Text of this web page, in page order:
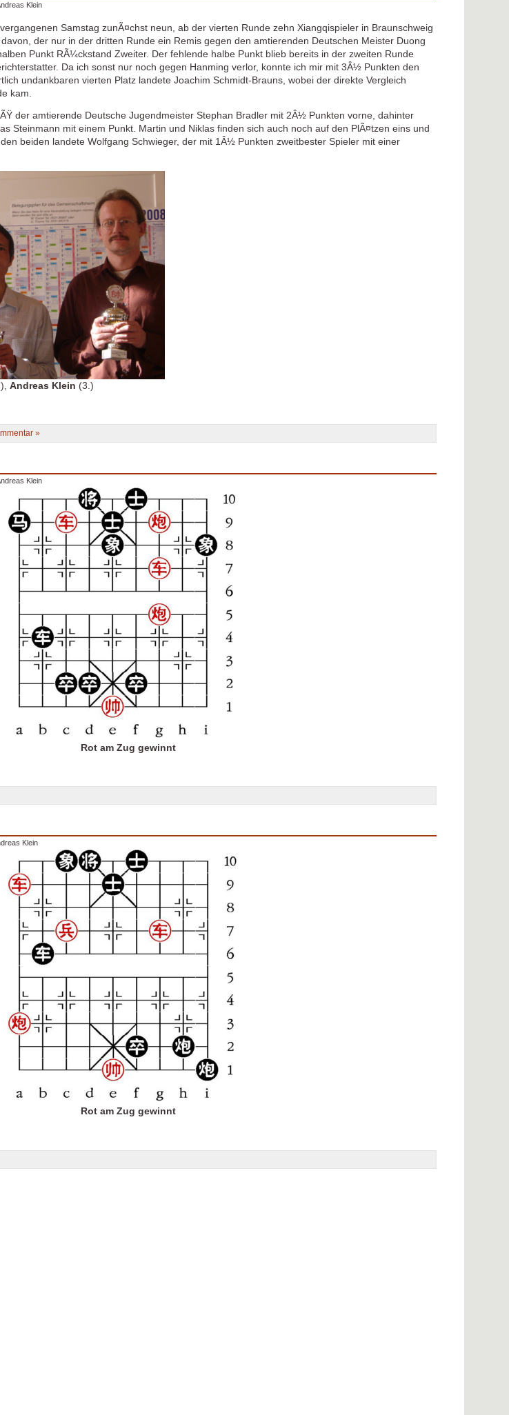
Klein
Samstag zunÃ¤chst neun, ab der vierten Runde zehn Xiangqispieler in Braunschweig
der nur in der dritten Runde ein Remis gegen den amtierenden Deutschen Meister Duong
Punkt RÃ¼ckstand Zweiter. Der fehlende halbe Punkt blieb bereits in der zweiten Runde
Da ich sonst nur noch gegen Hanming verlor, konnte ich mir mit 3Â½ Punkten den
undankbaren vierten Platz landete Joachim Schmidt-Brauns, wobei der direkte Vergleich
kam.
der amtierende Deutsche Jugendmeister Stephan Bradler mit 2Â½ Punkten vorne, dahinter
Steinmann mit einem Punkt. Martin und Niklas finden sich auch noch auf den PlÃ¤tzen eins und
beiden landete Wolfgang Schwieger, der mit 1Â½ Punkten zweitbester Spieler mit einer
Andreas Klein (3.)
»
Klein
Rot am Zug gewinnt
Klein
Rot am Zug gewinnt